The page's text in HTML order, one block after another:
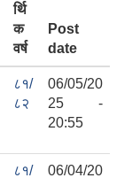
र्थि
क
वर्ष
Post
date
८१/
८२
06/05/20
25 -
20:55
८१/
06/04/20